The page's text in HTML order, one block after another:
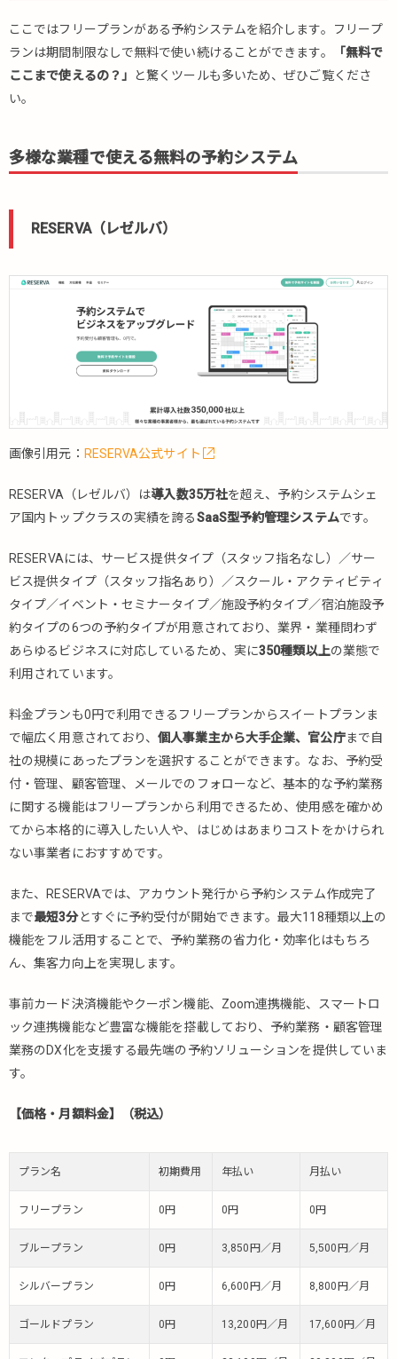
ジソン）予約
4.1.6.
SuperSaaS（ス
ヤクルドット
ジェイピー）
freee（フ
Square（ス
クエア）予
4.1.10.
ッシュ）
SelectType（セ
4.1.12.
4.2.
専門
に特
化し
た無
予約
テム
4.2.1.
ゼルバ）（施
設予約）
4.2.2.
郎（施
設予
約）
4.2.3.
BOARD（レ
ストランボ
ード）（飲
テイク
4.2.5.
teket（テ
ケト）
（イベン
ト予約）
しんき
ここではフリープランがある予約システムを紹介します。フリープ
ランは期間制限なしで無料で使い続けることができます。
「無料で
ここまで使えるの？」
と驚くツールも多いため、ぜひご覧くださ
い。
多様な業種で使える無料の予約システム
RESERVA（レゼルバ）
画像引用元： RESERVA公式サイト
RESERVA（レゼルバ）は導入数35万社を超え、予約システムシェ
ア国内トップクラスの実績を誇るSaaS型予約管理システムです。
RESERVAには、サービス提供タイプ（スタッフ指名なし）／サー
ビス提供タイプ（スタッフ指名あり）／スクール・アクティビティ
タイプ／イベント・セミナータイプ／施設予約タイプ／宿泊施設予
約タイプの6つの予約タイプが用意されており、業界・業種問わず
あらゆるビジネスに対応しているため、実に350種類以上の業態で
利用されています。
料金プランも0円で利用できるフリープランからスイートプランま
で幅広く用意されており、個人事業主から大手企業、官公庁まで自
社の規模にあったプランを選択することができます。なお、予約受
付・管理、顧客管理、メールでのフォローなど、基本的な予約業務
に関する機能はフリープランから利用できるため、使用感を確かめ
てから本格的に導入したい人や、はじめはあまりコストをかけられ
ない事業者におすすめです。
また、RESERVAでは、アカウント発行から予約システム作成完了
まで最短3分とすぐに予約受付が開始できます。最大118種類以上の
機能をフル活用することで、予約業務の省力化・効率化はもちろ
ん、集客力向上を実現します。
事前カード決済機能やクーポン機能、Zoom連携機能、スマートロ
ック連携機能など豊富な機能を搭載しており、予約業務・顧客管理
業務のDX化を支援する最先端の予約ソリューションを提供していま
す。
【価格・月額料金】（税込）
プラン名 初期費用 年払い 月払い
フリープラン 0円 0円 0円
ブループラン 0円 3,850円／月 5,500円／月
シルバープラン 0円 6,600円／月 8,800円／月
ゴールドプラン 0円 13,200円／月 17,600円／月